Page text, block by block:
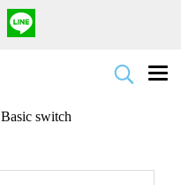
Basic switch